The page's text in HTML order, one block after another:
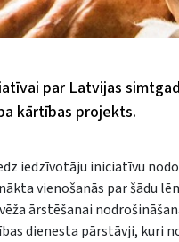
par Latvijas
kārtības projekts.
iedzīvotāju iniciatīvu
vienošanās par šādu
ārstēšanai
dienesta pārstāvji, kuri